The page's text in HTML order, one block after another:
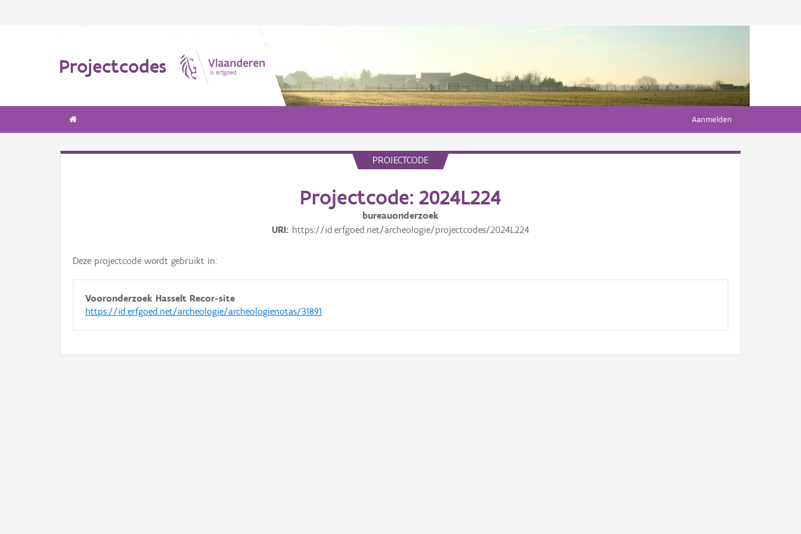
Projectcodes
Aanmelden
PROJECTCODE
Projectcode: 2024L224
bureauonderzoek
URI https://id.erfgoed.net/archeologie/projectcodes/2024L224
Deze projectcode wordt gebruikt in:
Vooronderzoek Hasselt Recor-site
https://id.erfgoed.net/archeologie/archeologienotas/31891